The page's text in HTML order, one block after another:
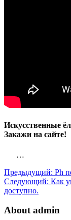
Искусственные
Закажи на сайте!
…
Предыдущий: Ph
Следующий: Как
доступно.
About admin